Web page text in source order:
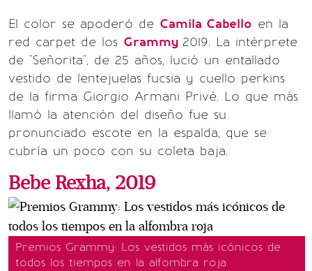
El color se apoderó de Camila Cabello en la
red carpet de los Grammy 2019. La intérprete
de "Señorita", de 25 años, lució un entallado
vestido de lentejuelas fucsia y cuello perkins
de la firma Giorgio Armani Privé. Lo que más
llamó la atención del diseño fue su
pronunciado escote en la espalda, que se
cubría un poco con su coleta baja.
Bebe Rexha, 2019
Premios Grammy: Los vestidos más icónicos de
todos los tiempos en la alfombra roja